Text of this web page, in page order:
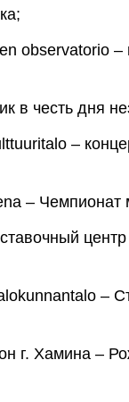
observatorio
в честь дня
–
–
–
г. Хамина –